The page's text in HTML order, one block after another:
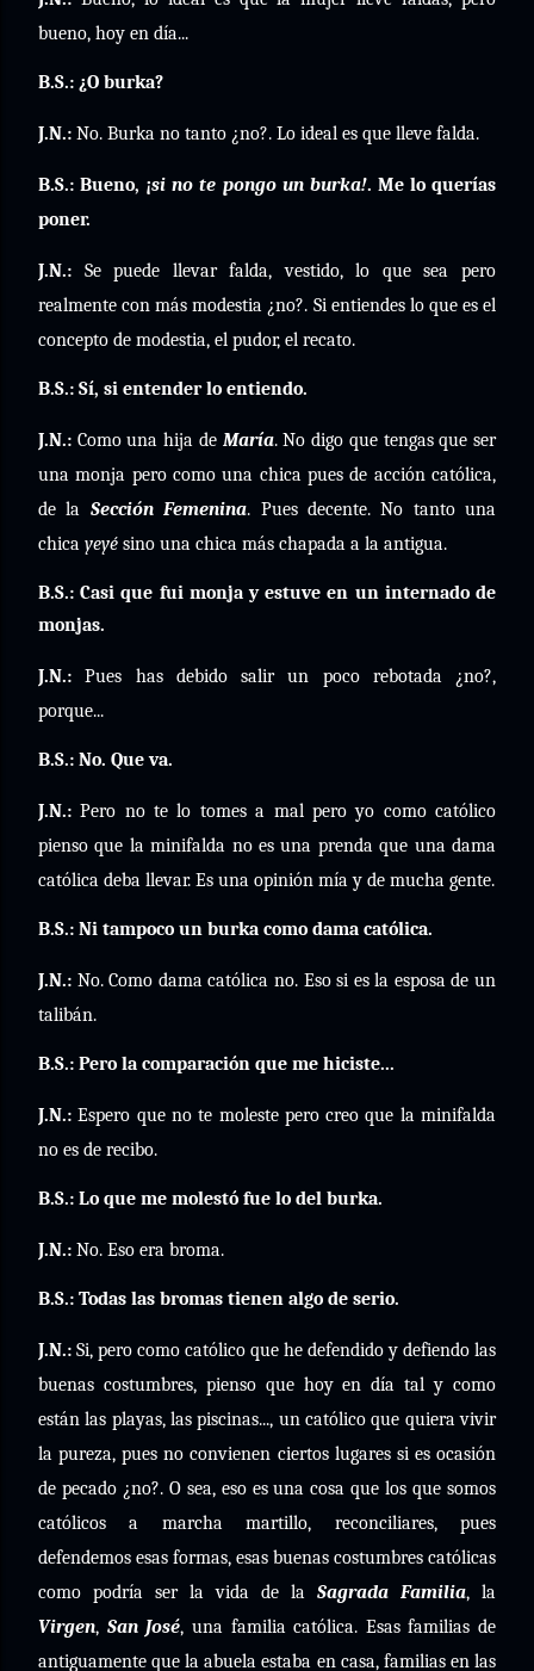
bueno, hoy en día...
B.S.: ¿O burka?
J.N.: No. Burka no tanto ¿no?. Lo ideal es que lleve falda.
B.S.: Bueno, ¡si no te pongo un burka!. Me lo querías
poner.
J.N.: Se puede llevar falda, vestido, lo que sea pero
realmente con más modestia ¿no?. Si entiendes lo que es el
concepto de modestia, el pudor, el recato.
B.S.: Sí, si entender lo entiendo.
J.N.: Como una hija de María. No digo que tengas que ser
una monja pero como una chica pues de acción católica,
de la Sección Femenina. Pues decente. No tanto una
chica yeyé sino una chica más chapada a la antigua.
B.S.: Casi que fui monja y estuve en un internado de
monjas.
J.N.: Pues has debido salir un poco rebotada ¿no?,
porque...
B.S.: No. Que va.
J.N.: Pero no te lo tomes a mal pero yo como católico
pienso que la minifalda no es una prenda que una dama
católica deba llevar. Es una opinión mía y de mucha gente.
B.S.: Ni tampoco un burka como dama católica.
J.N.: No. Como dama católica no. Eso si es la esposa de un
talibán.
B.S.: Pero la comparación que me hiciste...
J.N.: Espero que no te moleste pero creo que la minifalda
no es de recibo.
B.S.: Lo que me molestó fue lo del burka.
J.N.: No. Eso era broma.
B.S.: Todas las bromas tienen algo de serio.
J.N.: Si, pero como católico que he defendido y defiendo las
buenas costumbres, pienso que hoy en día tal y como
están las playas, las piscinas..., un católico que quiera vivir
la pureza, pues no convienen ciertos lugares si es ocasión
de pecado ¿no?. O sea, eso es una cosa que los que somos
católicos a marcha martillo, reconciliares, pues
defendemos esas formas, esas buenas costumbres católicas
como podría ser la vida de la Sagrada Familia, la
Virgen, San José, una familia católica. Esas familias de
antiguamente que la abuela estaba en casa, familias en las